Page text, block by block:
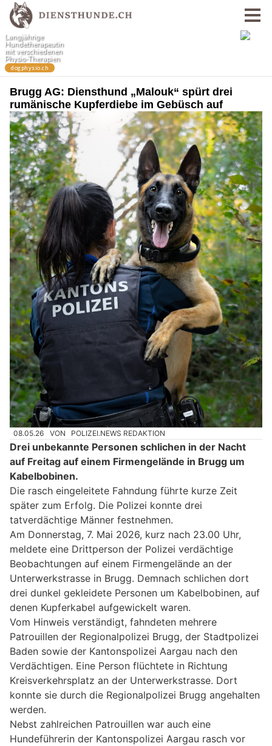
Brugg AG: Diensthund „Malouk“ spürt drei
rumänische Kupferdiebe im Gebüsch auf
08.05.26 VON POLIZEI.NEWS REDAKTION
Drei unbekannte Personen schlichen in der Nacht
auf Freitag auf einem Firmengelände in Brugg um
Kabelbobinen.
Die rasch eingeleitete Fahndung führte kurze Zeit
später zum Erfolg. Die Polizei konnte drei
tatverdächtige Männer festnehmen.
Am Donnerstag, 7. Mai 2026, kurz nach 23.00 Uhr,
meldete eine Drittperson der Polizei verdächtige
Beobachtungen auf einem Firmengelände an der
Unterwerkstrasse in Brugg. Demnach schlichen dort
drei dunkel gekleidete Personen um Kabelbobinen, auf
denen Kupferkabel aufgewickelt waren.
Vom Hinweis verständigt, fahndeten mehrere
Patrouillen der Regionalpolizei Brugg, der Stadtpolizei
Baden sowie der Kantonspolizei Aargau nach den
Verdächtigen. Eine Person flüchtete in Richtung
Kreisverkehrsplatz an der Unterwerkstrasse. Dort
konnte sie durch die Regionalpolizei Brugg angehalten
werden.
Nebst zahlreichen Patrouillen war auch eine
Hundeführerin der Kantonspolizei Aargau rasch vor